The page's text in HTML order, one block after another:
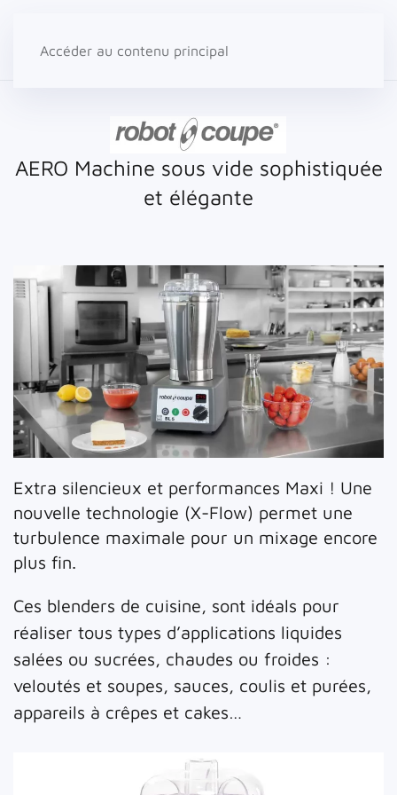
Accéder au contenu principal
AERO Machine sous vide sophistiquée
et élégante
Extra silencieux et performances Maxi ! Une
nouvelle technologie (X-Flow) permet une
turbulence maximale pour un mixage encore
plus fin.
Ces blenders de cuisine, sont idéals pour
réaliser tous types d’applications liquides
salées ou sucrées, chaudes ou froides :
veloutés et soupes, sauces, coulis et purées,
appareils à crêpes et cakes…